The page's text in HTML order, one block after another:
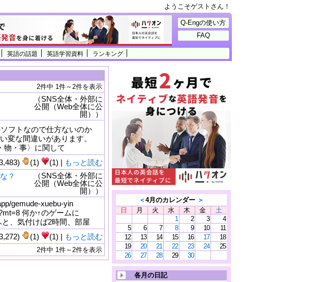
ようこそゲストさん！
英語の話題 英語学習資料 ランキング
Q-Engの使い方
FAQ
2件中 1件～2件を表示
（SNS全体・外部に
公開（Web全体に公
開））
フトなので仕方ないのか
変な間違いがあります。
物・事〉に関して
(1) (1) | もっと読む
？
（SNS全体・外部に
公開（Web全体に公
開））
gemude-xuebu-yin
何か↑のゲームに
、気付けば2時間、部屋
(1) (1) | もっと読む
2件中 1件～2件を表示
＜4月のカレンダー ＞
日
月 火 水 木 金
土
1
2 3
4
5
6 7 8 9 10
11
12
13 14 15 16 17
18
19
20 21 22 23 24
25
26
27 28 29 30
各月の日記